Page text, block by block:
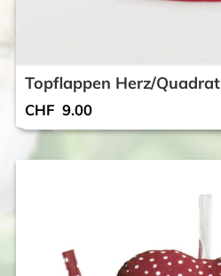
Topflappen Herz/Quadrat
CHF 9.00